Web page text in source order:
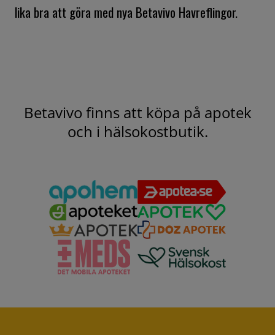
lika bra att göra med nya Betavivo Havreflingor.
Betavivo finns att köpa på apotek
och i hälsokostbutik.